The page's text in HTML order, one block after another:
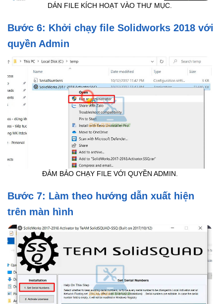
DÁN FILE KÍCH HOẠT VÀO THƯ MỤC.
Bước 6: Khởi chạy file Solidworks 2018 với
quyền Admin
ĐẢM BẢO CHẠY FILE VỚI QUYỀN ADMIN.
Bước 7: Làm theo hướng dẫn xuất hiện
trên màn hình